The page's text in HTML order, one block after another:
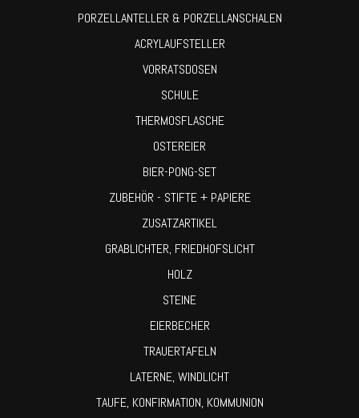
PORZELLANTELLER & PORZELLANSCHALEN
ACRYLAUFSTELLER
VORRATSDOSEN
SCHULE
THERMOSFLASCHE
OSTEREIER
BIER-PONG-SET
ZUBEHÖR - STIFTE + PAPIERE
ZUSATZARTIKEL
GRABLICHTER, FRIEDHOFSLICHT
HOLZ
STEINE
EIERBECHER
TRAUERTAFELN
LATERNE, WINDLICHT
TAUFE, KONFIRMATION, KOMMUNION